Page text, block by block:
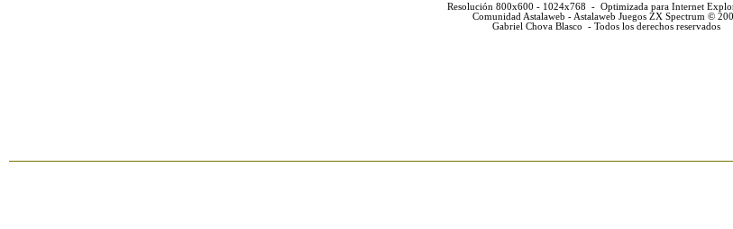
Resolución 800x600 - 1024x768 - Optimizada para Internet
Comunidad Astalaweb - Astalaweb Juegos ZX Spectrum ©
Gabriel Chova Blasco - Todos los derechos reservados